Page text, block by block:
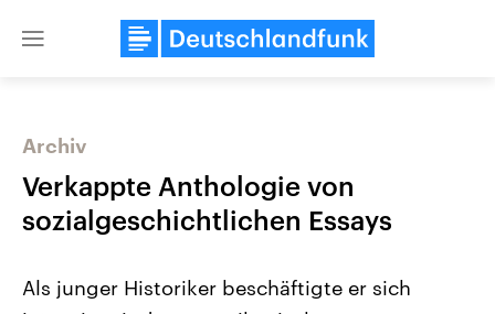
Close
Archiv
Verkappte Anthologie von
sozialgeschichtlichen Essays
Als junger Historiker beschäftigte er sich